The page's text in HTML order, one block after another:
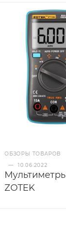
ОБЗОРЫ ТОВАРОВ
—
10.06.2022
ZOTEK